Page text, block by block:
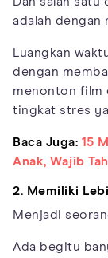
adalah dengan
Luangkan
dengan
menonton film
tingkat stres
Baca Juga: 15
Anak, Wajib
2. Memiliki
Menjadi
Ada begitu